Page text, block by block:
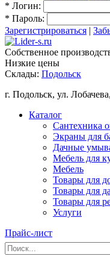
* Логин:
* Пароль:
Зарегистрироваться |
Собственное
Низкие цены
Склады: Подольск
г. Подольск, ул.
Каталог
Сантехника
Экраны для
Дачные
Мебель для
Мебель
Товары для
Товары для
Товары для
Услуги
Прайс-лист